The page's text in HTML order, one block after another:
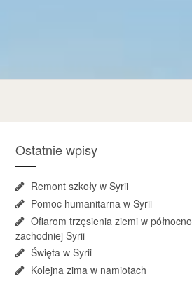
Ostatnie wpisy
Remont szkoły w Syrii
Pomoc humanitarna w Syrii
Ofiarom trzęsienia ziemi w północno
zachodniej Syrii
Święta w Syrii
Kolejna zima w namiotach